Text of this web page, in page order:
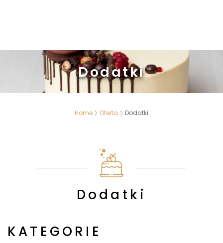
Dodatki
Home Oferta Dodatki
Dodatki
KATEGORIE